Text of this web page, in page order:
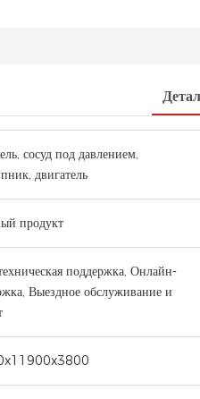
сосуд под давлением,
двигатель
продукт
поддержка, Онлайн-
Выездное обслуживание и